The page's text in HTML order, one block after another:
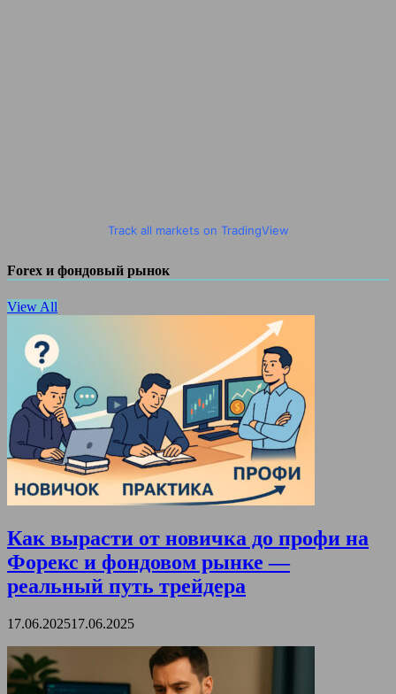
Track all markets on TradingView
Forex и фондовый рынок
View All
Как вырасти от новичка до профи на
Форекс и фондовом рынке —
реальный путь трейдера
17.06.202517.06.2025